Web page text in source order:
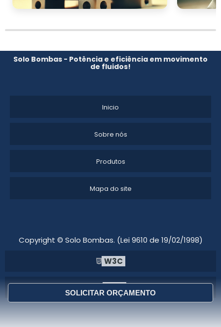
SOLICITAR ORÇAMENTO
Solo Bombas - Potência e eficiência em movimento
de fluidos!
Inicio
Sobre nós
Produtos
Mapa do site
Copyright © Solo Bombas. (Lei 9610 de 19/02/1998)
W3C